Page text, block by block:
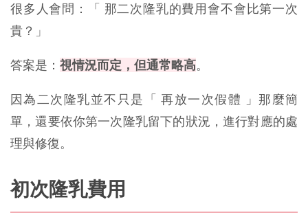
很多人會問：「 那二次隆乳的費用會不會比第一次
貴？」
答案是： 視情況而定，但通常略高。
因為二次隆乳並不只是「 再放一次假體 」那麼簡
單，還要依你第一次隆乳留下的狀況，進行對應的處
理與修復。
初次隆乳費用